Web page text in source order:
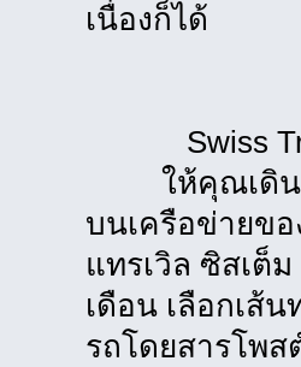
เนื่องก็ได้
Swiss
ให้คุณเดินทา
บนเครือข่ายข
แทรเวิล ซิสเต็
เดือน เลือกเส้
รถโดยสารโพส